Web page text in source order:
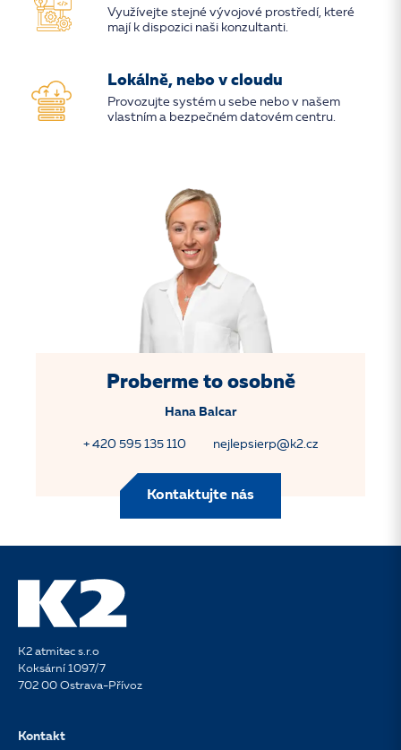
Využívejte stejné vývojové prostředí, které
mají k dispozici naši konzultanti.
Lokálně, nebo v cloudu
Provozujte systém u sebe nebo v našem
vlastním a bezpečném datovém centru.
Proberme to osobně
Hana Balcar
+ 420 595 135 110 nejlepsierp@k2.cz
Kontaktujte nás
K2 atmitec s.r.o
Koksární 1097/7
702 00 Ostrava-Přívoz
Kontakt